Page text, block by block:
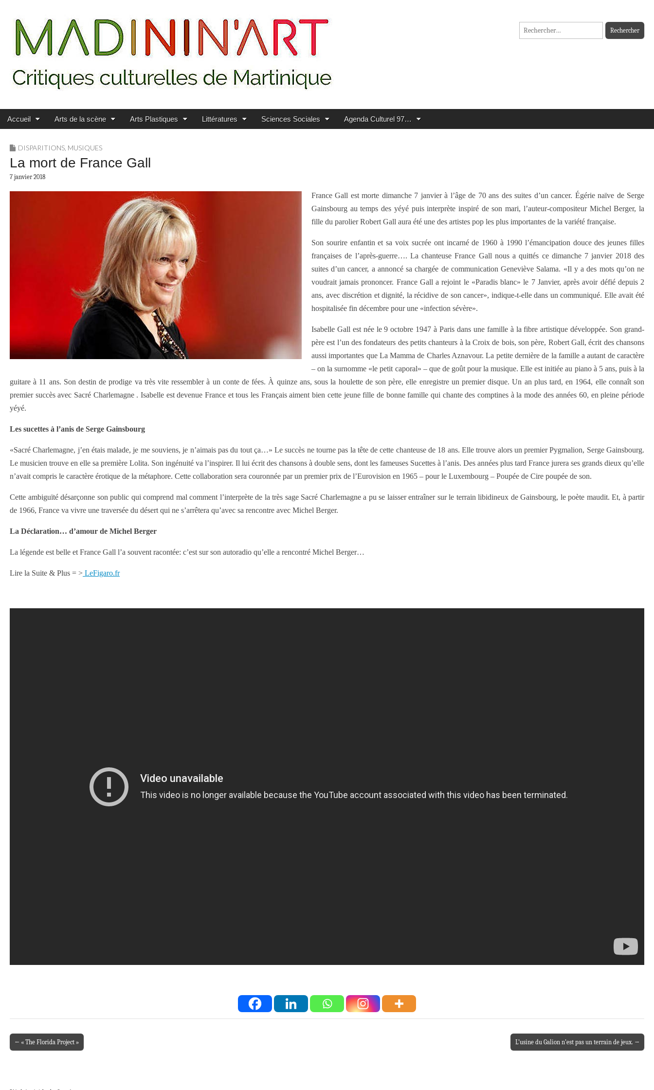
MADININ'ART
Rechercher :
Main menu
Skip to content
Accueil Arts de la scène Arts Plastiques Littératures Sciences Sociales Agenda Culturel 97…
DISPARITIONS MUSIQUES
La mort de France Gall
7 janvier 2018
France Gall est morte dimanche 7 janvier à l’âge de 70 ans des suites d’un cancer. Égérie naïve de Serge
Gainsbourg au temps des yéyé puis interprète inspiré de son mari, l’auteur-compositeur Michel Berger, la
fille du parolier Robert Gall aura été une des artistes pop les plus importantes de la variété française.
Son sourire enfantin et sa voix sucrée ont incarné de 1960 à 1990 l’émancipation douce des jeunes filles
françaises de l’après-guerre…. La chanteuse France Gall nous a quittés ce dimanche 7 janvier 2018 des
suites d’un cancer, a annoncé sa chargée de communication Geneviève Salama. «Il y a des mots qu’on ne
voudrait jamais prononcer. France Gall a rejoint le «Paradis blanc» le 7 Janvier, après avoir défié depuis 2
ans, avec discrétion et dignité, la récidive de son cancer», indique-t-elle dans un communiqué. Elle avait été
hospitalisée fin décembre pour une «infection sévère».
Isabelle Gall est née le 9 octobre 1947 à Paris dans une famille à la fibre artistique développée. Son grand-
père est l’un des fondateurs des petits chanteurs à la Croix de bois, son père, Robert Gall, écrit des chansons
aussi importantes que La Mamma de Charles Aznavour. La petite dernière de la famille a autant de caractère
– on la surnomme «le petit caporal» – que de goût pour la musique. Elle est initiée au piano à 5 ans, puis à la
guitare à 11 ans. Son destin de prodige va très vite ressembler à un conte de fées. À quinze ans, sous la houlette de son père, elle enregistre un premier disque. Un an plus tard, en 1964, elle connaît son
premier succès avec Sacré Charlemagne . Isabelle est devenue France et tous les Français aiment bien cette jeune fille de bonne famille qui chante des comptines à la mode des années 60, en pleine période
yéyé.
Les sucettes à l’anis de Serge Gainsbourg
«Sacré Charlemagne, j’en étais malade, je me souviens, je n’aimais pas du tout ça…» Le succès ne tourne pas la tête de cette chanteuse de 18 ans. Elle trouve alors un premier Pygmalion, Serge Gainsbourg.
Le musicien trouve en elle sa première Lolita. Son ingénuité va l’inspirer. Il lui écrit des chansons à double sens, dont les fameuses Sucettes à l’anis. Des années plus tard France jurera ses grands dieux qu’elle
n’avait compris le caractère érotique de la métaphore. Cette collaboration sera couronnée par un premier prix de l’Eurovision en 1965 – pour le Luxembourg – Poupée de Cire poupée de son.
Cette ambiguïté désarçonne son public qui comprend mal comment l’interprète de la très sage Sacré Charlemagne a pu se laisser entraîner sur le terrain libidineux de Gainsbourg, le poète maudit. Et, à partir
de 1966, France va vivre une traversée du désert qui ne s’arrêtera qu’avec sa rencontre avec Michel Berger.
La Déclaration… d’amour de Michel Berger
La légende est belle et France Gall l’a souvent racontée: c’est sur son autoradio qu’elle a rencontré Michel Berger…
Lire la Suite & Plus = > LeFigaro.fr
Post navigation
← « The Florida Project » L’usine du Galion n’est pas un terrain de jeux. →